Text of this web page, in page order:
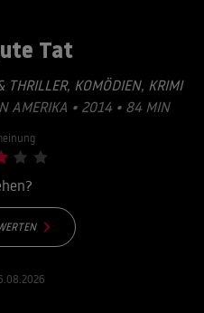
Tat
THRILLER, KOMÖDIEN, KRIMI
AMERIKA • 2014 • 84 MIN